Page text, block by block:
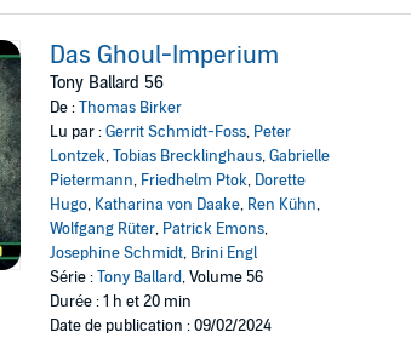
Das Ghoul-Imperium
Tony Ballard 56
De :Thomas Birker
Lu par :Gerrit Schmidt-Foss, Peter
Lontzek,Tobias Brecklinghaus,Gabrielle
Pietermann, Friedhelm Ptok, Dorette
Hugo, Katharina von Daake, Ren Kühn,
Wolfgang Rüter, Patrick Emons,
Josephine Schmidt, Brini Engl
Série :Tony Ballard, Volume 56
Durée : 1 h et 20 min
Date de publication : 09/02/2024